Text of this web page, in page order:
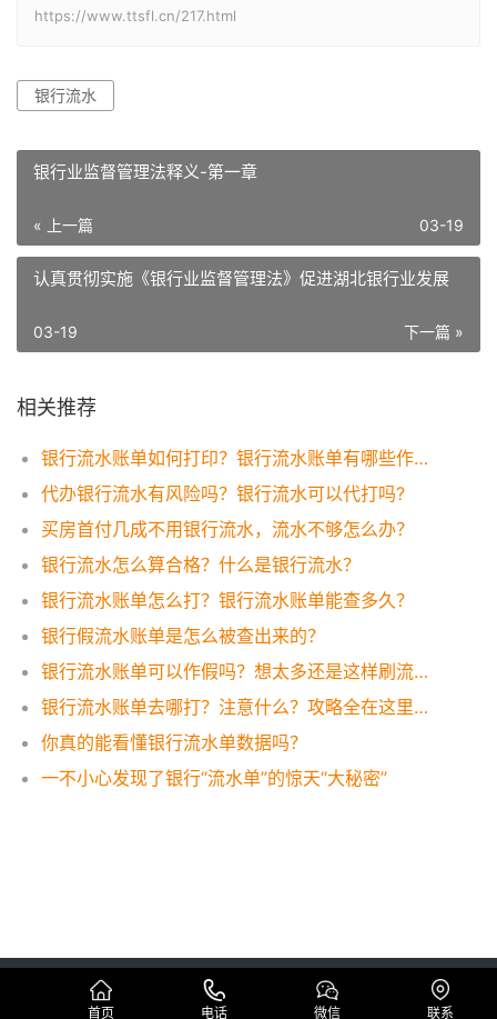
https://www.ttsfl.cn/217.html
银行流水
银行业监督管理法释义-第一章
« 上一篇 03-19
认真贯彻实施《银行业监督管理法》促进湖北银行业发展
下一篇 »
03-19
相关推荐
银行流水账单如何打印？银行流水账单有哪些作用？
代办银行流水有风险吗？银行流水可以代打吗?
买房首付几成不用银行流水，流水不够怎么办？
银行流水怎么算合格？什么是银行流水？
银行流水账单怎么打？银行流水账单能查多久？
银行假流水账单是怎么被查出来的？
银行流水账单可以作假吗？想太多还是这样刷流水才有效！
银行流水账单去哪打？注意什么？攻略全在这里，一看便知！
你真的能看懂银行流水单数据吗？
一不小心发现了银行“流水单”的惊天“大秘密”
Copyright © 代办工资流水制作公司 版权所有 蜀ICP备19005296号
网站地图
首页
电话 微信 联系